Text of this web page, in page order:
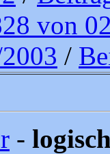
von
/
-